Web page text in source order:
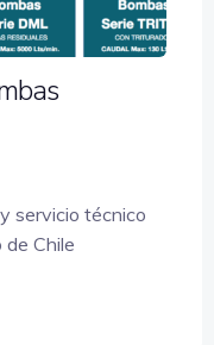
servicio técnico
Chile